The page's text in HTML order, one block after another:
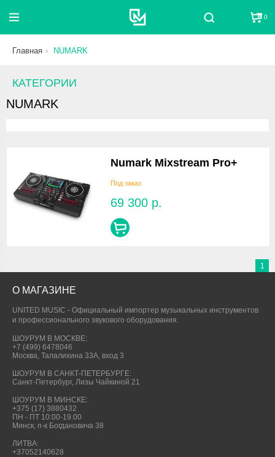
Поиск 0
Главная NUMARK
КАТЕГОРИИ
NUMARK
Numark Mixstream Pro+
Под заказ
69 300 р.
1
О МАГАЗИНЕ
UNITED MUSIC - Официальный импортер музыкальных инструментов
и профессионального звукового оборудования.
ШОУРУМ В МОСКВЕ:
+7 (499) 6478046
Москва, Талалихина 33А, вход 3
ШОУРУМ В САНКТ-ПЕТЕРБУРГЕ:
Санкт-Петербург, Лизы Чайкиной 21
ШОУРУМ В МИНСКЕ:
+375 (17) 3880432
ПН - ПТ 10:00-19.00
Минск, п-к Богдановича 38
ЛИТВА:
+37052140628